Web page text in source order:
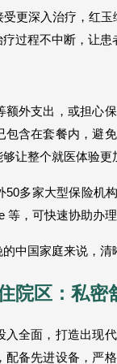
更深入治疗，红
过程不中断，让
外支出，或担心
含在套餐内，避
让整个就医体验更
多家大型保险机
等，可快速协助办
中国家庭来说，
院区：私密
全面，打造出现
配备先进设备，严